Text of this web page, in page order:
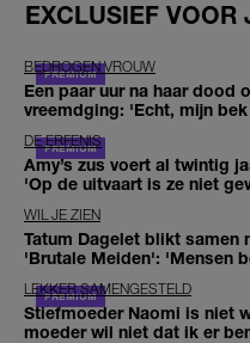
EXCLUSIEF VOOR
BEDROGEN VROUW
Een paar uur na haar dood
vreemdging: 'Echt, mijn
DE ERFENIS
Amy’s zus voert al twintig
'Op de uitvaart is ze niet
WIL JE ZIEN
Tatum Dagelet blikt samen
'Brutale Meiden': 'Mensen
LEKKER SAMENGESTELD
Stiefmoeder Naomi is niet
moeder wil niet dat ik er